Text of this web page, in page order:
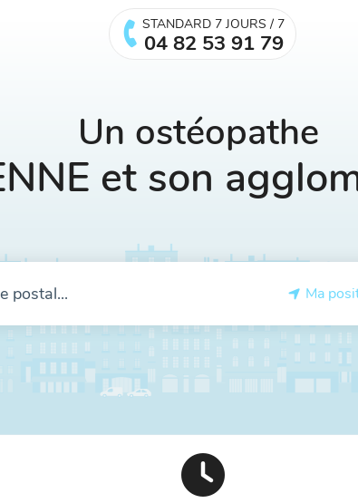
STANDARD 7 JOURS / 7
04 82 53 91 79
Un ostéopathe
et son
Ma